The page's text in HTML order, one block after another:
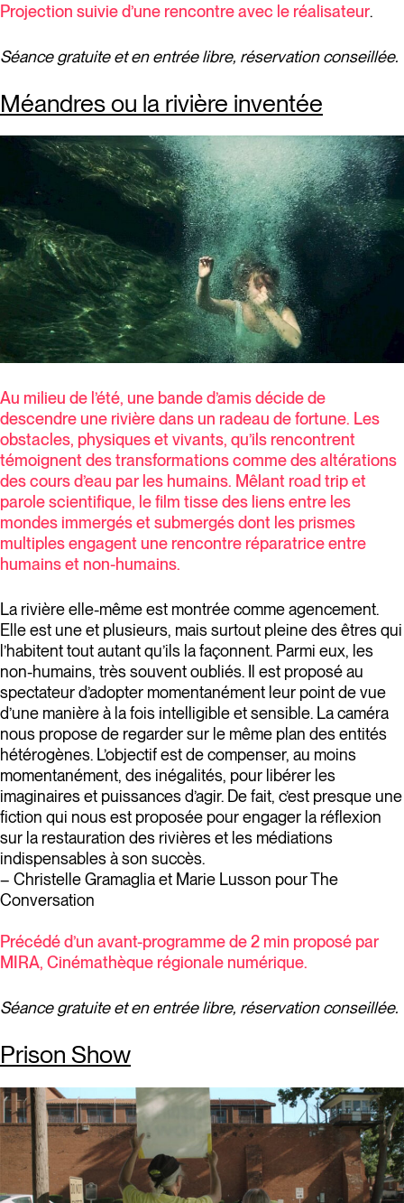
Projection suivie d’une rencontre avec le réalisateur.
Séance gratuite et en entrée libre, réservation conseillée.
Méandres ou la rivière inventée
Au milieu de l’été, une bande d’amis décide de
descendre une rivière dans un radeau de fortune. Les
obstacles, physiques et vivants, qu’ils rencontrent
témoignent des transformations comme des altérations
des cours d’eau par les humains. Mêlant road trip et
parole scientifique, le film tisse des liens entre les
mondes immergés et submergés dont les prismes
multiples engagent une rencontre réparatrice entre
humains et non-humains.
La rivière elle-même est montrée comme agencement.
Elle est une et plusieurs, mais surtout pleine des êtres qui
l’habitent tout autant qu’ils la façonnent. Parmi eux, les
non-humains, très souvent oubliés. Il est proposé au
spectateur d’adopter momentanément leur point de vue
d’une manière à la fois intelligible et sensible. La caméra
nous propose de regarder sur le même plan des entités
hétérogènes. L’objectif est de compenser, au moins
momentanément, des inégalités, pour libérer les
imaginaires et puissances d’agir. De fait, c’est presque une
fiction qui nous est proposée pour engager la réflexion
sur la restauration des rivières et les médiations
indispensables à son succès.
– Christelle Gramaglia et Marie Lusson pour The
Conversation
Précédé d’un avant-programme de 2 min proposé par
MIRA, Cinémathèque régionale numérique.
Séance gratuite et en entrée libre, réservation conseillée.
Prison Show